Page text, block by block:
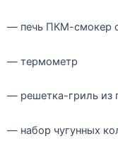
— печь ПКМ-смокер
— термометр
— решетка-гриль из
— набор чугунных